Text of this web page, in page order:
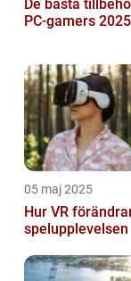
De bästa
PC-gamers 2025
05 maj 2025
Hur VR
spelupplevelsen